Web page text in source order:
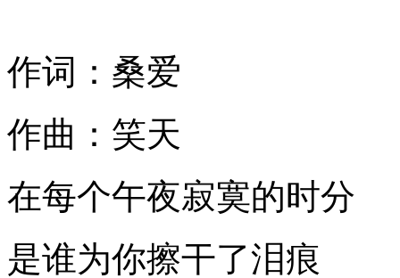
作词：桑爱
作曲：笑天
在每个午夜寂寞的时分
是谁为你擦干了泪痕